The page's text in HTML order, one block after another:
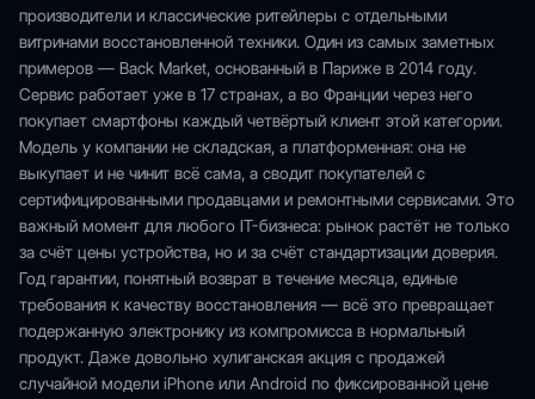
производители и классические ритейлеры с отдельными
витринами восстановленной техники. Один из самых заметных
примеров — Back Market, основанный в Париже в 2014 году.
Сервис работает уже в 17 странах, а во Франции через него
покупает смартфоны каждый четвёртый клиент этой категории.
Модель у компании не складская, а платформенная: она не
выкупает и не чинит всё сама, а сводит покупателей с
сертифицированными продавцами и ремонтными сервисами. Это
важный момент для любого IT-бизнеса: рынок растёт не только
за счёт цены устройства, но и за счёт стандартизации доверия.
Год гарантии, понятный возврат в течение месяца, единые
требования к качеству восстановления — всё это превращает
подержанную электронику из компромисса в нормальный
продукт. Даже довольно хулиганская акция с продажей
случайной модели iPhone или Android по фиксированной цене